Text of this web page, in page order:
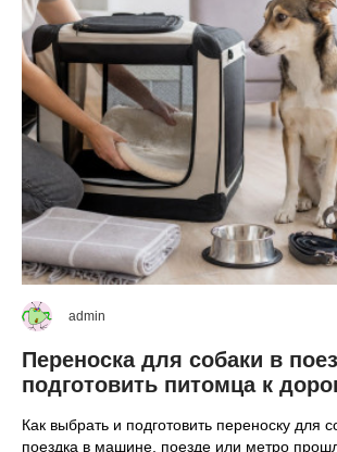
admin
Переноска для собаки в
подготовить питомца к
Как выбрать и подготовить переноску для
поездка в машине, поезде или метро